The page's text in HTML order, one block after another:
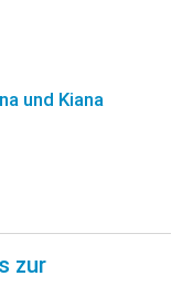
und Kiana
zur